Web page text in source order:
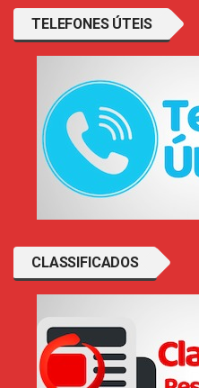
TELEFONES ÚTEIS
CLASSIFICADOS